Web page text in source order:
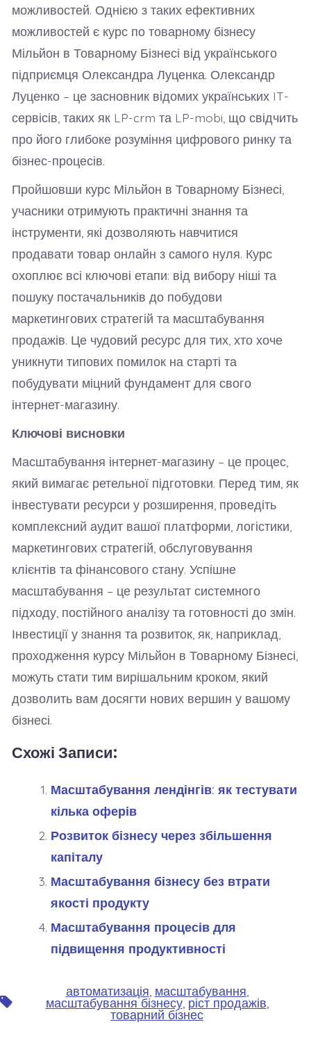
можливостей. Однією з таких ефективних
можливостей є курс по товарному бізнесу
Мільйон в Товарному Бізнесі від українського
підприємця Олександра Луценка. Олександр
Луценко – це засновник відомих українських IT-
сервісів, таких як LP-crm та LP-mobi, що свідчить
про його глибоке розуміння цифрового ринку та
бізнес-процесів.
Пройшовши курс Мільйон в Товарному Бізнесі,
учасники отримують практичні знання та
інструменти, які дозволяють навчитися
продавати товар онлайн з самого нуля. Курс
охоплює всі ключові етапи: від вибору ніші та
пошуку постачальників до побудови
маркетингових стратегій та масштабування
продажів. Це чудовий ресурс для тих, хто хоче
уникнути типових помилок на старті та
побудувати міцний фундамент для свого
інтернет-магазину.
Ключові висновки
Масштабування інтернет-магазину – це процес,
який вимагає ретельної підготовки. Перед тим, як
інвестувати ресурси у розширення, проведіть
комплексний аудит вашої платформи, логістики,
маркетингових стратегій, обслуговування
клієнтів та фінансового стану. Успішне
масштабування – це результат системного
підходу, постійного аналізу та готовності до змін.
Інвестиції у знання та розвиток, як, наприклад,
проходження курсу Мільйон в Товарному Бізнесі,
можуть стати тим вирішальним кроком, який
дозволить вам досягти нових вершин у вашому
бізнесі.
Схожі Записи:
Масштабування лендінгів: як тестувати
кілька оферів
Розвиток бізнесу через збільшення
капіталу
Масштабування бізнесу без втрати
якості продукту
Масштабування процесів для
підвищення продуктивності
Позначки
автоматизація масштабування
масштабування бізнесу, ріст продажів
товарний бізнес